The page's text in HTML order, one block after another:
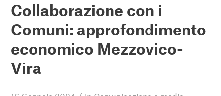
Collaborazione con i
Comuni: approfondimento
economico Mezzovico-
Vira